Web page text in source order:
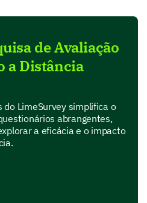
de Avaliação
a Distância
LimeSurvey simplifica o
abrangentes,
a eficácia e o impacto